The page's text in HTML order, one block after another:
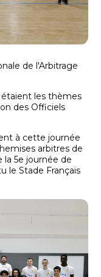
de l'Arbitrage
les thèmes
des Officiels
à cette journée
arbitres de
la 5e journée de
le Stade Français